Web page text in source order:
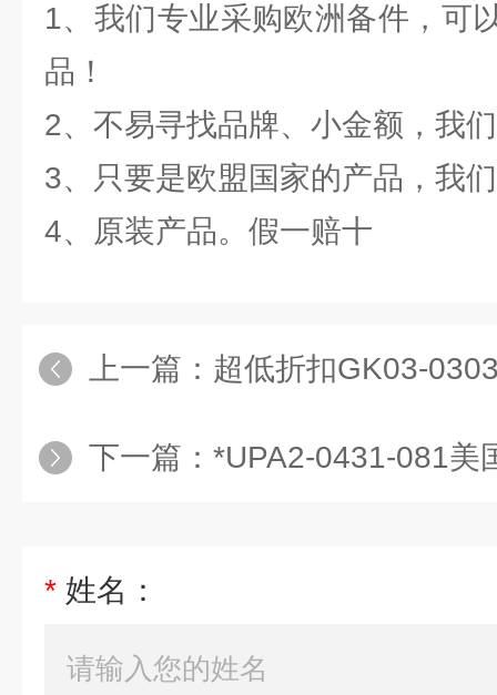
1、我们专业采购欧洲备件，可
品！
2、不易寻找品牌、小金额，我
3、只要是欧盟国家的产品，我
4、原装产品。假一赔十
上一篇： 超低折扣GK03-0303-
下一篇： *UPA2-0431-081美
* 姓名：